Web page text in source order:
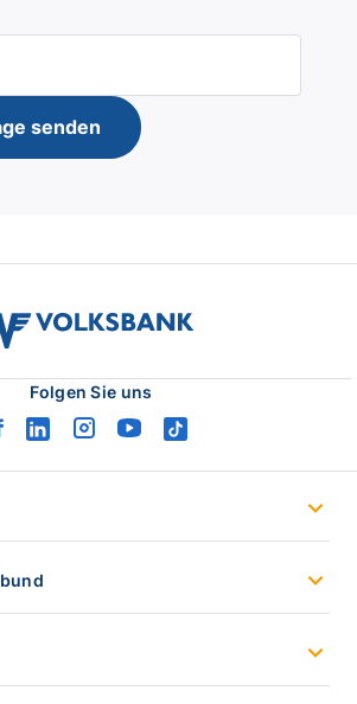
senden
volksbank
Folgen Sie uns
linkedininstagram
youtubetiktok